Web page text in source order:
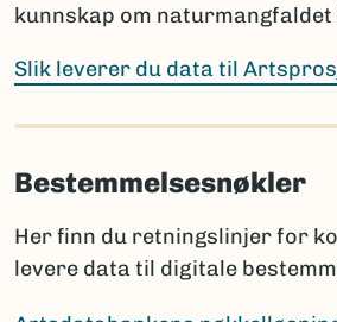
Prosjektet har ansvar for å
skjer lenge etter prosjektets slutt.
Sammenligning mot
innholdet i navneregisteret
listesøket.
Dette hjelper med å:
kunnskap om naturmangfaldet
Slik leverer du data til
Bestemmelsesnøkler
Her finn du retningslinjer for
levere data til digitale